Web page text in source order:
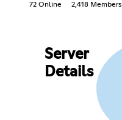
72 Online 2,418 Members
Server
Details